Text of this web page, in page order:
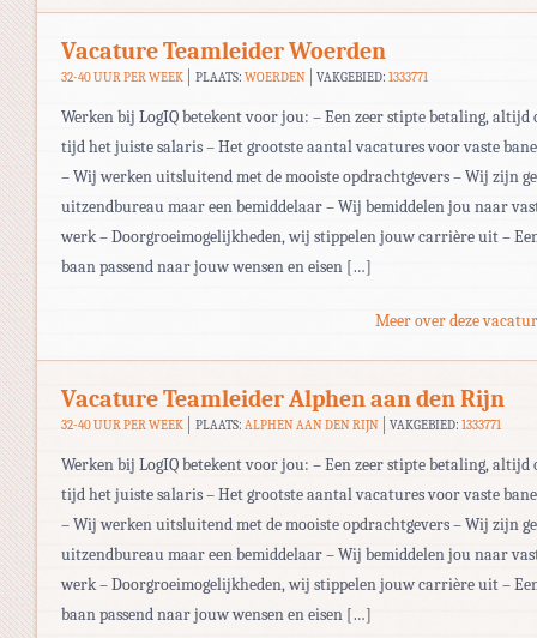
Vacature Teamleider Woerden
32-40 UUR PER WEEK PLAATS: WOERDEN VAKGEBIED:1333771
Werken bij LogIQ betekent voor jou: – Een zeer stipte betaling, altijd
tijd het juiste salaris – Het grootste aantal vacatures voor vaste
– Wij werken uitsluitend met de mooiste opdrachtgevers – Wij zijn
uitzendbureau maar een bemiddelaar – Wij bemiddelen jou naar
werk – Doorgroeimogelijkheden, wij stippelen jouw carrière uit –
baan passend naar jouw wensen en eisen […]
Meer over deze
Vacature Teamleider Alphen aan den Rijn
32-40 UUR PER WEEK PLAATS: ALPHEN AAN DEN RIJN VAKGEBIED:1333771
Werken bij LogIQ betekent voor jou: – Een zeer stipte betaling, altijd
tijd het juiste salaris – Het grootste aantal vacatures voor vaste
– Wij werken uitsluitend met de mooiste opdrachtgevers – Wij zijn
uitzendbureau maar een bemiddelaar – Wij bemiddelen jou naar
werk – Doorgroeimogelijkheden, wij stippelen jouw carrière uit –
baan passend naar jouw wensen en eisen […]